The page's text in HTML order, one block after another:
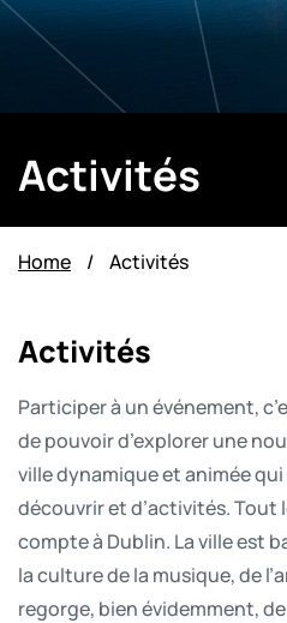
Activités
Home / Activités
Activités
Participer à un événement,
de pouvoir d’explorer une
ville dynamique et animée
découvrir et d’activités. Tout
compte à Dublin. La ville est
la culture de la musique, de
regorge, bien évidemment,